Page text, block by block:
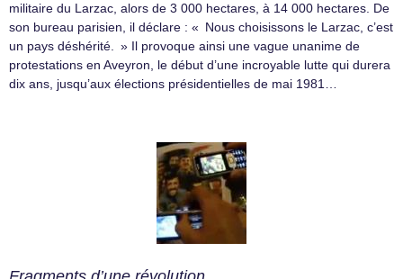
militaire du Larzac, alors de 3 000 hectares, à 14 000 hectares. De
son bureau parisien, il déclare : « Nous choisissons le Larzac, c’est
un pays déshérité. » Il provoque ainsi une vague unanime de
protestations en Aveyron, le début d’une incroyable lutte qui durera
dix ans, jusqu’aux élections présidentielles de mai 1981…